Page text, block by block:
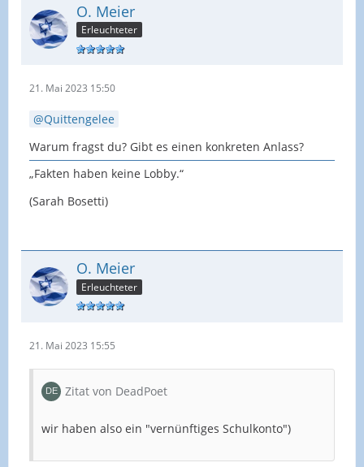
O. Meier
Erleuchteter
21. Mai 2023 15:50
Quittengelee
Warum fragst du? Gibt es einen konkreten Anlass?
„Fakten haben keine Lobby.“
(Sarah Bosetti)
O. Meier
Erleuchteter
21. Mai 2023 15:55
Zitat von DeadPoet
wir haben also ein "vernünftiges Schulkonto")